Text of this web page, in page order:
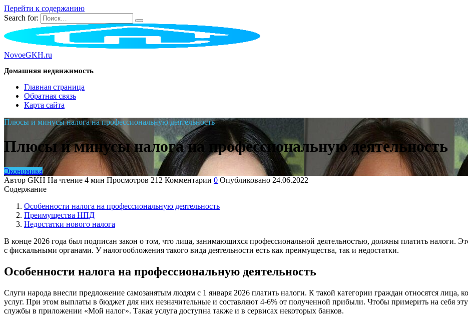
Перейти к содержанию
Search for:
NovoeGKH.ru
Домашняя недвижимость
Главная страница
Обратная связь
Карта сайта
Плюсы и минусы налога на профессиональную деятельность
Плюсы и минусы налога на профессиональную деятельность
Экономика
Автор GKH На чтение 4 мин Просмотров 212 Комментарии 0 Опубликовано 24.06.2022
Содержание
Особенности налога на профессиональную деятельность
Преимущества НПД
Недостатки нового налога
В конце 2026 года был подписан закон о том, что лица, занимающихся профессиональной деятельностью, должны платить налоги.
с фискальными органами. У налогообложения такого вида деятельности есть как преимущества, так и недостатки.
Особенности налога на профессиональную деятельность
Слуги народа внесли предложение самозанятым людям с 1 января 2026 платить налоги. К такой категории граждан относятся лица,
услуг. При этом выплаты в бюджет для них незначительные и составляют 4-6% от полученной прибыли. Чтобы примерить на себя
службы в приложении «Мой налог». Такая услуга доступна также и в сервисах некоторых банков.